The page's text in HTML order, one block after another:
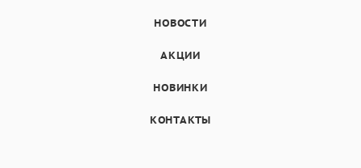
НОВОСТИ
АКЦИИ
НОВИНКИ
КОНТАКТЫ